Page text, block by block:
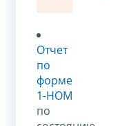
Отчет
по
форме
1-НОМ
по